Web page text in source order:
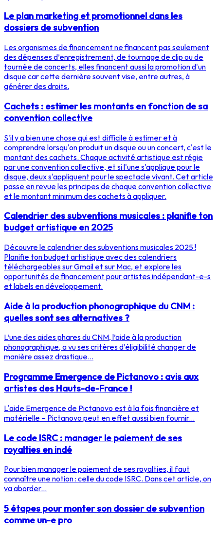
Le plan marketing et promotionnel dans les
dossiers de subvention
Les organismes de financement ne financent pas seulement
des dépenses d’enregistrement, de tournage de clip ou de
tournée de concerts, elles financent aussi la promotion d'un
disque car cette dernière souvent vise, entre autres, à
générer des droits.
Cachets : estimer les montants en fonction de sa
convention collective
S'il y a bien une chose qui est difficile à estimer et à
comprendre lorsqu'on produit un disque ou un concert, c'est le
montant des cachets. Chaque activité artistique est régie
par une convention collective, et si l'une s'applique pour le
disque, deux s'appliquent pour le spectacle vivant. Cet article
passe en revue les principes de chaque convention collective
et le montant minimum des cachets à appliquer.
Calendrier des subventions musicales : planifie ton
budget artistique en 2025
Découvre le calendrier des subventions musicales 2025 !
Planifie ton budget artistique avec des calendriers
téléchargeables sur Gmail et sur Mac, et explore les
opportunités de financement pour artistes indépendant-e-s
et labels en développement.
Aide à la production phonographique du CNM :
quelles sont ses alternatives ?
L’une des aides phares du CNM, l’aide à la production
phonographique, a vu ses critères d’éligibilité changer de
manière assez drastique...
Programme Emergence de Pictanovo : avis aux
artistes des Hauts-de-France !
L'aide Emergence de Pictanovo est à la fois financière et
matérielle – Pictanovo peut en effet aussi bien fournir...
Le code ISRC : manager le paiement de ses
royalties en indé
Pour bien manager le paiement de ses royalties, il faut
connaître une notion : celle du code ISRC. Dans cet article, on
va aborder...
5 étapes pour monter son dossier de subvention
comme un-e pro